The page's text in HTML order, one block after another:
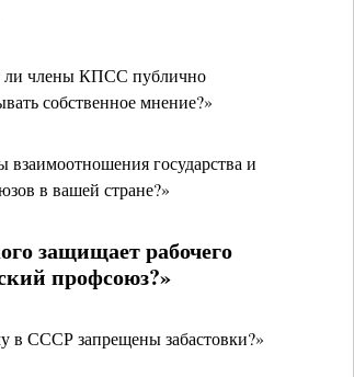
ли члены КПСС публично
собственное мнение?»
взаимоотношения государства и
в вашей стране?»
защищает рабочего
профсоюз?»
в СССР запрещены забастовки?»